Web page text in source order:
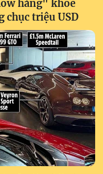
hàng" khoe
chục triệu USD